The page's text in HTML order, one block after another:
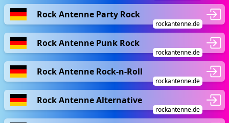
Rock Antenne Party Rock
rockantenne.de
Rock Antenne Punk Rock
rockantenne.de
Rock Antenne Rock-n-Roll
rockantenne.de
Rock Antenne Alternative
rockantenne.de